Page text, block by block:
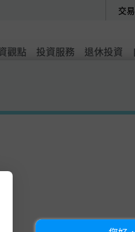
觀點 投資服務 退休投資
交